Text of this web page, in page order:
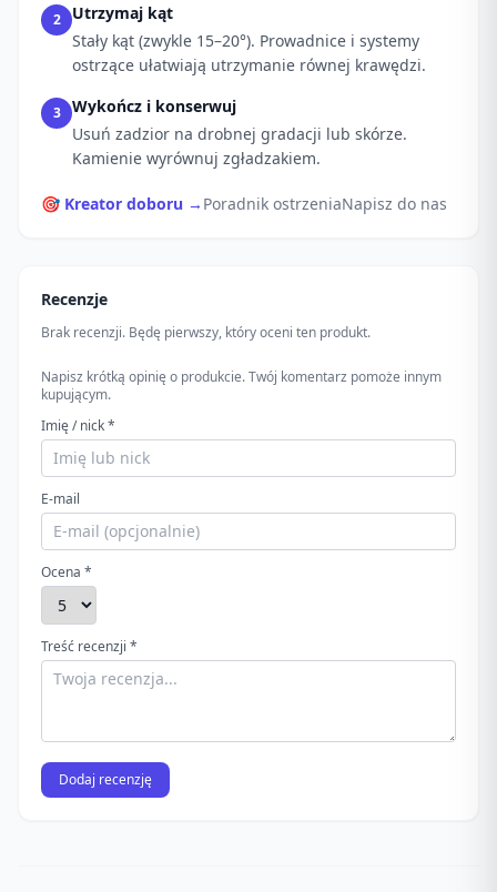
2
Utrzymaj kąt
Stały kąt (zwykle 15–20°). Prowadnice i systemy
ostrzące ułatwiają utrzymanie równej krawędzi.
3
Wykończ i konserwuj
Usuń zadzior na drobnej gradacji lub skórze.
Kamienie wyrównuj zgładzakiem.
🎯 Kreator doboru → Poradnik ostrzeniaNapisz do nas
Recenzje
Brak recenzji. Będę pierwszy, który oceni ten produkt.
Napisz krótką opinię o produkcie. Twój komentarz pomoże innym
kupującym.
Imię / nick *
E-mail
Ocena *
Treść recenzji *
Dodaj recenzję